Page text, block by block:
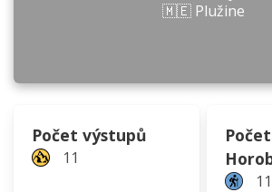
🇲🇪 Plužine
Počet výstupů
11
Počet
11